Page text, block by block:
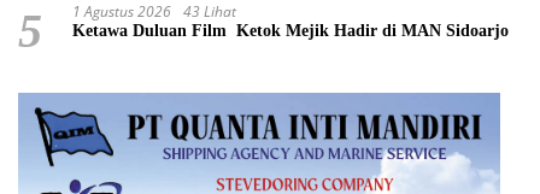
5 1 Agustus 2026 43 Lihat
Ketawa Duluan Film Ketok Mejik Hadir di MAN Sidoarjo